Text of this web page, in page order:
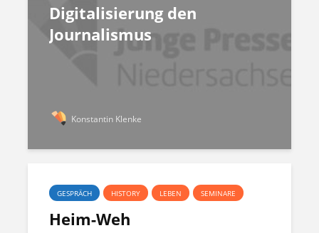
Digitalisierung den
Journalismus
Konstantin Klenke
GESPRÄCH HISTORY LEBEN SEMINARE
Heim-Weh